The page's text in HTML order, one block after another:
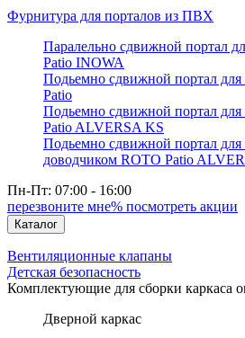
Фурнитура для порталов из ПВХ
Паралельно сдвижной портал
Patio INOWA
Подьемно сдвижной портал
Patio
Подьемно сдвижной портал
Patio ALVERSA KS
Подьемно сдвижной портал
доводчиком ROTO Patio
Пн-Пт: 07:00 - 16:00
перезвоните мне% посмотреть акции
Каталог
Вентиляционные клапаны
Детская безопасность
Комплектующие для сборки каркаса
Дверной каркас